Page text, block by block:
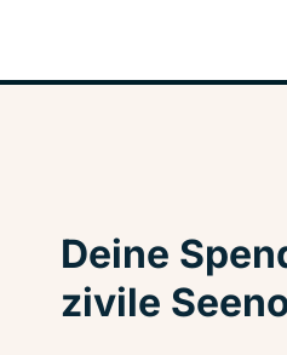
Deine
zivile